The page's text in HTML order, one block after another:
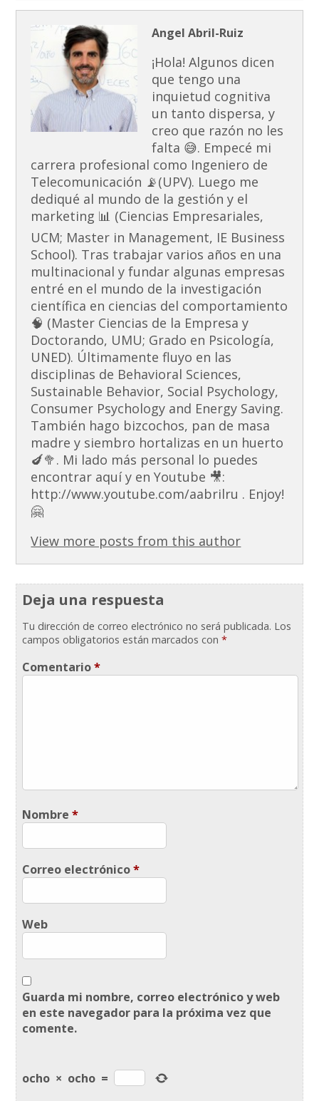
Angel Abril-Ruiz
¡Hola! Algunos dicen
que tengo una
inquietud cognitiva
un tanto dispersa, y
creo que razón no les
falta 😅. Empecé mi
carrera profesional como Ingeniero de
Telecomunicación 📡(UPV). Luego me
dediqué al mundo de la gestión y el
marketing 📊 (Ciencias Empresariales,
UCM; Master in Management, IE Business
School). Tras trabajar varios años en una
multinacional y fundar algunas empresas
entré en el mundo de la investigación
científica en ciencias del comportamiento
🧠 (Master Ciencias de la Empresa y
Doctorando, UMU; Grado en Psicología,
UNED). Últimamente fluyo en las
disciplinas de Behavioral Sciences,
Sustainable Behavior, Social Psychology,
Consumer Psychology and Energy Saving.
También hago bizcochos, pan de masa
madre y siembro hortalizas en un huerto
🍆🥦. Mi lado más personal lo puedes
encontrar aquí y en Youtube 🎥:
http://www.youtube.com/aabrilru . Enjoy!
🤗
View more posts from this author
Deja una respuesta
Tu dirección de correo electrónico no será publicada. Los
campos obligatorios están marcados con*
Comentario*
Nombre*
Correo electrónico*
Web
Guarda mi nombre, correo electrónico y web
en este navegador para la próxima vez que
comente.
ocho × ocho =